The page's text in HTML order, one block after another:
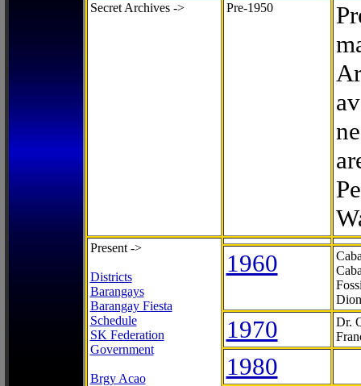
Secret Archives -> Pre-1950
Present ->
Districts
Barangays
Barangay Fiesta
Schedule
SK Federation
Government
Brgy Acao
1960
1970
Dr.
1980